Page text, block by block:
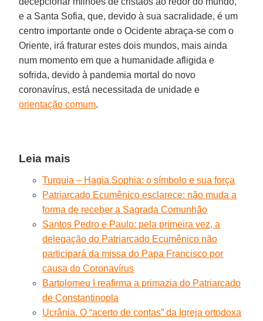
e a Santa Sofia, que, devido à sua sacralidade, é um
centro importante onde o Ocidente abraça-se com o
Oriente, irá fraturar estes dois mundos, mais ainda
num momento em que a humanidade afligida e
sofrida, devido à pandemia mortal do novo
coronavírus, está necessitada de unidade e
orientação comum.
Leia mais
Turquia – Hagia Sophia: o símbolo e sua força
Patriarcado Ecumênico esclarece: não muda a
forma de receber a Sagrada Comunhão
Santos Pedro e Paulo: pela primeira vez, a
delegação do Patriarcado Ecumênico não
participará da missa do Papa Francisco por
causa do Coronavírus
Bartolomeu I reafirma a primazia do Patriarcado
de Constantinopla
Ucrânia. O “acerto de contas” da Igreja ortodoxa